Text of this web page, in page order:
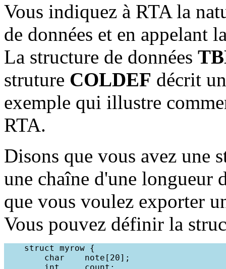
Vous indiquez à RTA la
de données et en appelant
La structure de données
struture COLDEF décrit
exemple qui illustre
RTA.
Disons que vous avez une
une chaîne d'une longueur
que vous voulez exporter
Vous pouvez définir la
    struct myrow {
        char    note[20];